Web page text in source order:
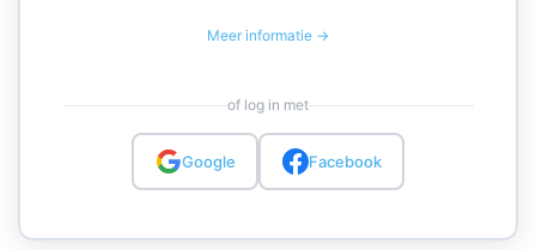
Meer informatie →
of log in met
Google Facebook